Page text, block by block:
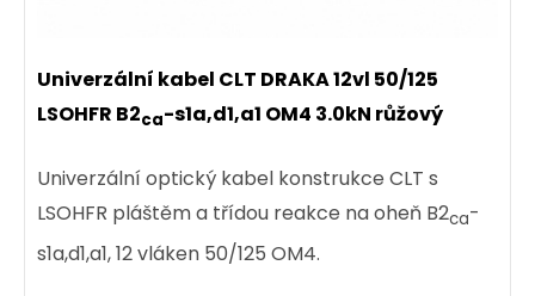
Univerzální kabel CLT DRAKA 12vl 50/125
LSOHFR B2ca-s1a,d1,a1 OM4 3.0kN růžový
Univerzální optický kabel konstrukce CLT s
LSOHFR pláštěm a třídou reakce na oheň B2ca-
s1a,d1,a1, 12 vláken 50/125 OM4.